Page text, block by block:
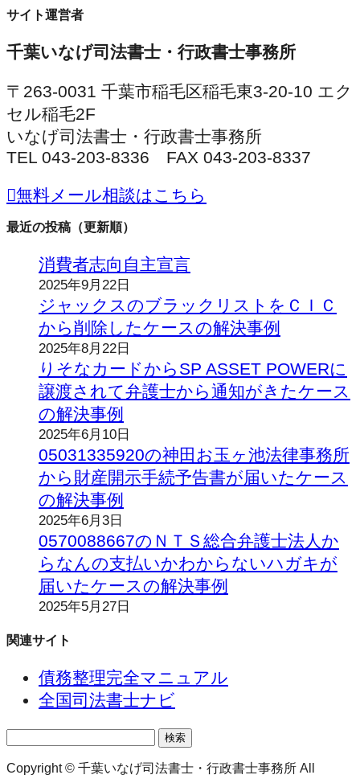
サイト運営者
千葉いなげ司法書士・行政書士事務所
〒263-0031 千葉市稲毛区稲毛東3-20-10 エク
セル稲毛2F
いなげ司法書士・行政書士事務所
TEL 043-203-8336 FAX 043-203-8337
無料メール相談はこちら
最近の投稿（更新順）
消費者志向自主宣言
2025年9月22日
ジャックスのブラックリストをＣＩＣ
から削除したケースの解決事例
2025年8月22日
りそなカードからSP ASSET POWERに
譲渡されて弁護士から通知がきたケース
の解決事例
2025年6月10日
05031335920の神田お玉ヶ池法律事務所
から財産開示手続予告書が届いたケース
の解決事例
2025年6月3日
0570088667のＮＴＳ総合弁護士法人か
らなんの支払いかわからないハガキが
届いたケースの解決事例
2025年5月27日
関連サイト
債務整理完全マニュアル
全国司法書士ナビ
Copyright © 千葉いなげ司法書士・行政書士事務所 All